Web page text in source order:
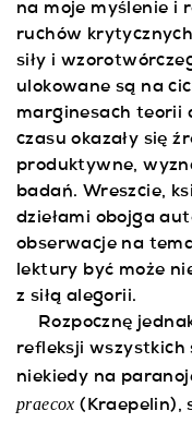
na moje myślenie i
ruchów
siły i
ulokowane są na
marginesach teorii
czasu okazały się
produktywne,
badań. Wreszcie,
dziełami obojga
obserwacje na
lektury być może
z siłą alegorii.
Rozpocznę
refleksji wszystkich
niekiedy na
praecox(Kraepelin),